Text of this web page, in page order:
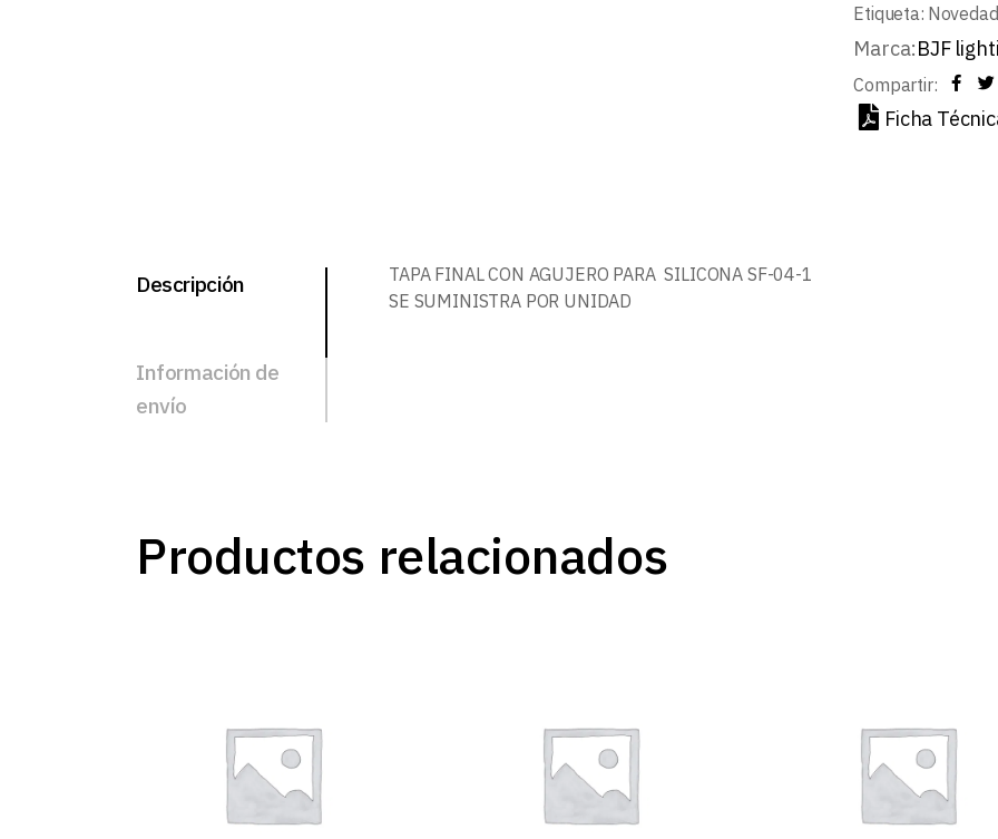
Etiqueta: Novedad
Marca:BJF
Compartir:
Ficha
Descripción
Información de
envío
TAPA FINAL CON AGUJERO PARA SILICONA SF-04-1
SE SUMINISTRA POR UNIDAD
Productos relacionados